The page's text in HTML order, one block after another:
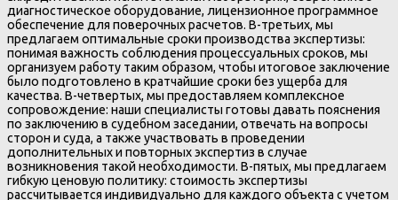
диагностическое оборудование, лицензионное программное
обеспечение для поверочных расчетов. В-третьих, мы
предлагаем оптимальные сроки производства экспертизы:
понимая важность соблюдения процессуальных сроков, мы
организуем работу таким образом, чтобы итоговое заключение
было подготовлено в кратчайшие сроки без ущерба для
качества. В-четвертых, мы предоставляем комплексное
сопровождение: наши специалисты готовы давать пояснения
по заключению в судебном заседании, отвечать на вопросы
сторон и суда, а также участвовать в проведении
дополнительных и повторных экспертиз в случае
возникновения такой необходимости. В-пятых, мы предлагаем
гибкую ценовую политику: стоимость экспертизы
рассчитывается индивидуально для каждого объекта с учетом